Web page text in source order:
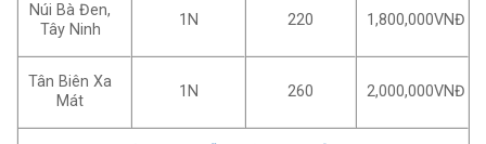
Núi Bà Đen,
Tây Ninh
1N 220 1,800,000VNĐ
Tân Biên Xa
Mát
1N 260 2,000,000VNĐ